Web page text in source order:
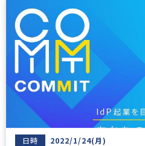
日時 2022/1/24(月)